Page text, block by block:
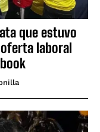
que estuvo
laboral